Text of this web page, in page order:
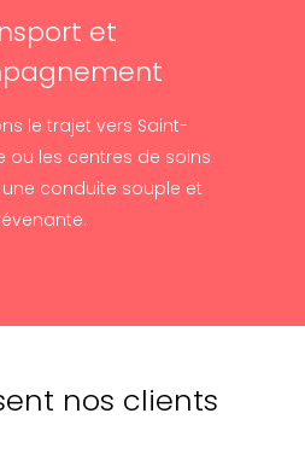
et
le trajet vers Saint-
ou les centres de soins
conduite souple et
nos clients